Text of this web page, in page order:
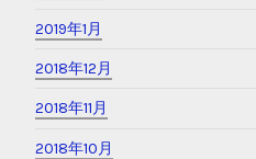
2019年1月
2018年12月
2018年11月
2018年10月